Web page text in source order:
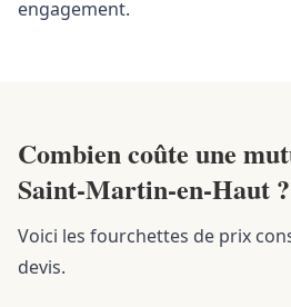
engagement.
Combien coûte une
Saint-Martin-en-Haut ?
Voici les fourchettes de prix
devis.